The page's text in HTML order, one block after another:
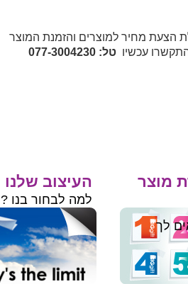
הצעת מחיר למוצרים והזמנת המוצר
עכשיו טל: 077-3004230
מוצר
לך
העיצוב שלנו
למה לבחור בנו ?